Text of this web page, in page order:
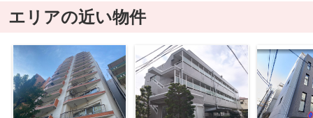
エリアの近い物件